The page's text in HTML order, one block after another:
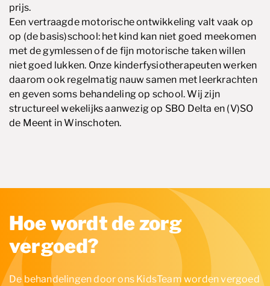
prijs.
Een vertraagde motorische ontwikkeling valt vaak op
op (de basis)school: het kind kan niet goed meekomen
met de gymlessen of de fijn motorische taken willen
niet goed lukken. Onze kinderfysiotherapeuten werken
daarom ook regelmatig nauw samen met leerkrachten
en geven soms behandeling op school. Wij zijn
structureel wekelijks aanwezig op SBO Delta en (V)SO
de Meent in Winschoten.
Hoe wordt de zorg
vergoed?
De behandelingen door ons KidsTeam worden vergoed